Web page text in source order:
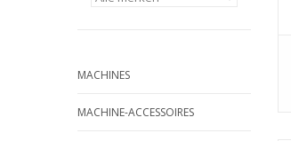
MACHINES
MACHINE-ACCESSOIRES